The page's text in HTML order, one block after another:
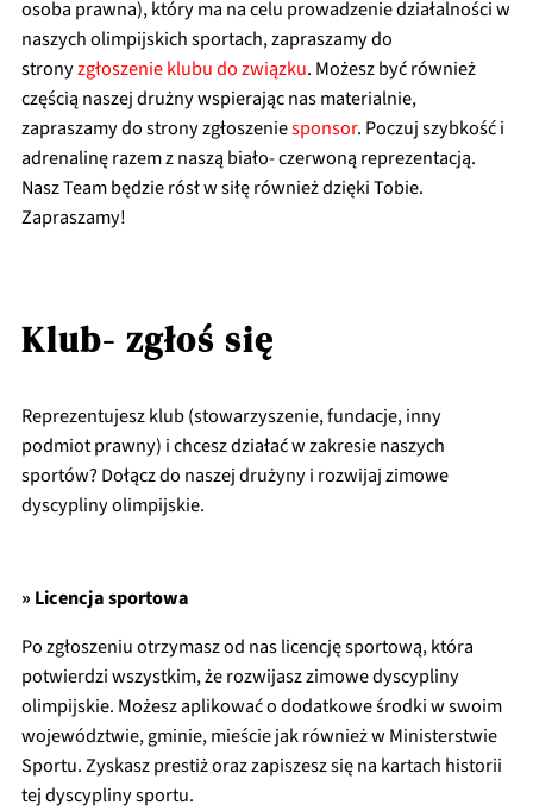
osoba prawna), który ma na celu prowadzenie działalności w
naszych olimpijskich sportach, zapraszamy do
stronyzgłoszenie klubu do związku. Możesz być również
częścią naszej drużny wspierając nas materialnie,
zapraszamy do stronyzgłoszeniesponsor. Poczuj szybkość i
adrenalinę razem z naszą biało- czerwoną reprezentacją.
Nasz Team będzie rósł w siłę również dzięki Tobie.
Zapraszamy!
Klub- zgłoś się
Reprezentujesz klub (stowarzyszenie, fundacje, inny
podmiot prawny) i chcesz działać w zakresie naszych
sportów? Dołącz do naszej drużyny i rozwijaj zimowe
dyscypliny olimpijskie.
» Licencja sportowa
Po zgłoszeniu otrzymasz od nas licencję sportową, która
potwierdzi wszystkim, że rozwijasz zimowe dyscypliny
olimpijskie. Możesz aplikować o dodatkowe środki w swoim
województwie, gminie, mieście jak również w Ministerstwie
Sportu. Zyskasz prestiż oraz zapiszesz się na kartach historii
tej dyscypliny sportu.